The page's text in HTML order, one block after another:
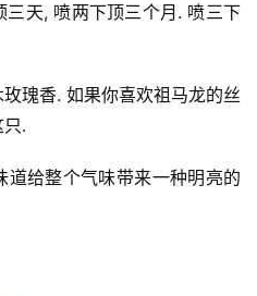
天, 喷两下顶三个月. 喷三下
瑰香. 如果你喜欢祖马龙的丝
.
道给整个气味带来一种明亮的